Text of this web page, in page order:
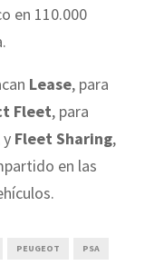
en 110.000
Lease, para
Fleet, para
Fleet Sharing,
en las
PEUGEOT PSA